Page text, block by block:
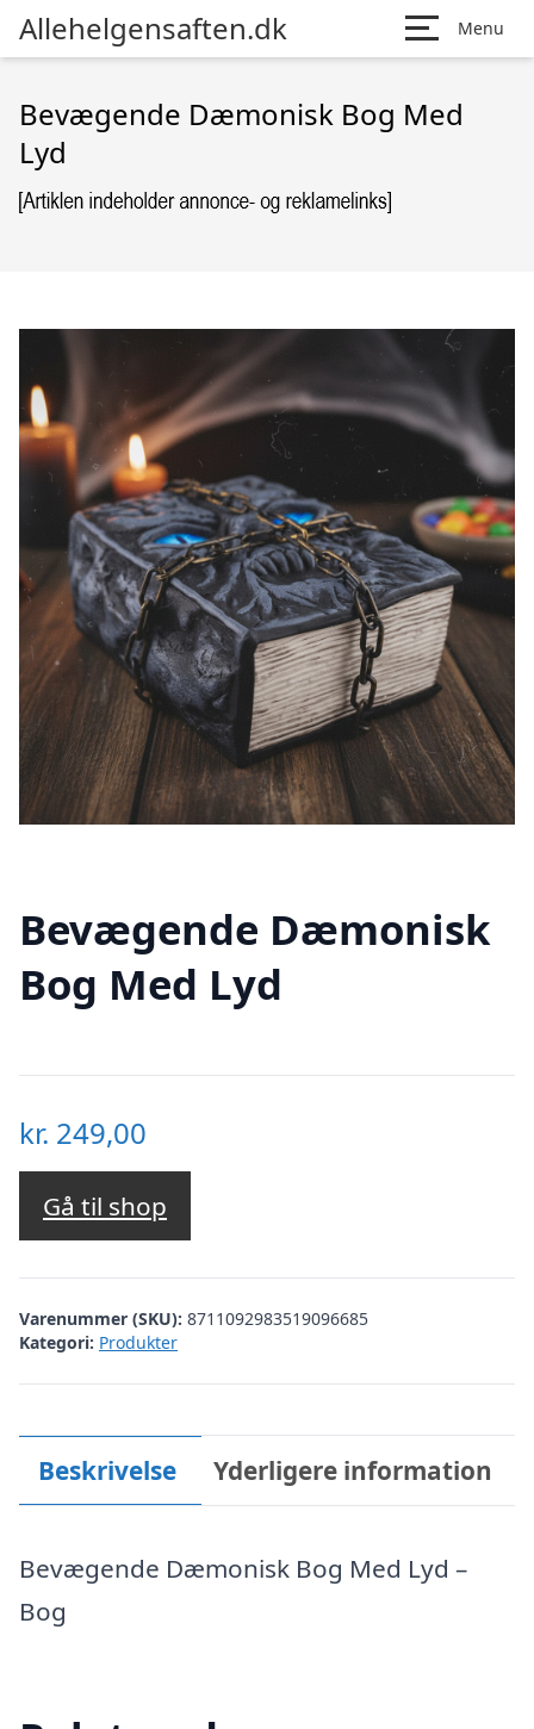
Allehelgensaften.dk Menu
Bevægende Dæmonisk Bog Med
Lyd
Bevægende Dæmonisk
Bog Med Lyd
kr. 249,00
Gå til shop
Varenummer (SKU): 8711092983519096685
Kategori: Produkter
Beskrivelse Yderligere information
Bevægende Dæmonisk Bog Med Lyd –
Bog